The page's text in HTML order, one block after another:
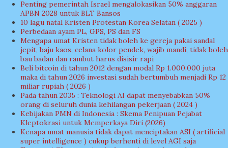
Penting pemerintah Israel mengalokasikan 50% anggaran
APBN 2028 untuk BLT Bansos
10 lagu natal Kristen Protestan Korea Selatan ( 2025 )
Perbedaan ayam PL, GPS, PS dan FS
Mengapa umat Kristen tidak boleh ke gereja pakai sandal
jepit, baju kaos, celana kolor pendek, wajib mandi, tidak boleh
bau badan dan rambut harus disisir rapi
Beli bitcoin di tahun 2012 dengan modal Rp 1.000.000 juta
maka di tahun 2026 investasi sudah bertumbuh menjadi Rp 12
miliar rupiah ( 2026 )
Pada tahun 2035 : Teknologi AI dapat menyebabkan 50%
orang di seluruh dunia kehilangan pekerjaan ( 2024 )
Kebijakan PMN di Indonesia : Skema Penipuan Pejabat
Kleptokrasi untuk Memperkaya Diri (2026)
Kenapa umat manusia tidak dapat menciptakan ASI ( artificial
super intelligence ) cukup berhenti di level AGI saja